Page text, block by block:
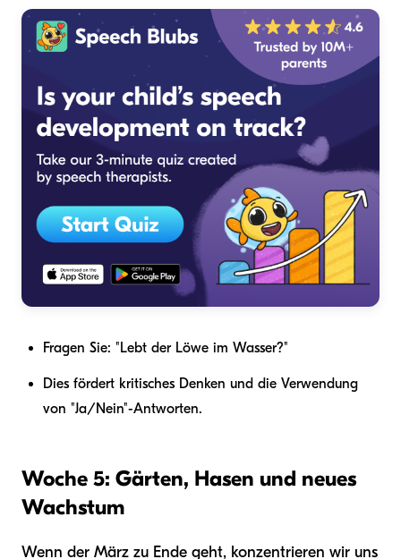
Fragen Sie: "Lebt der Löwe im Wasser?"
Dies fördert kritisches Denken und die Verwendung
von "Ja/Nein"-Antworten.
Woche 5: Gärten, Hasen und neues
Wachstum
Wenn der März zu Ende geht, konzentrieren wir uns